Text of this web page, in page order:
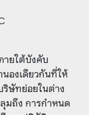
ยใต้บังคับ
องเดียวกันที่ให้
ษัทย่อยในต่าง
มถึง การกำหนด